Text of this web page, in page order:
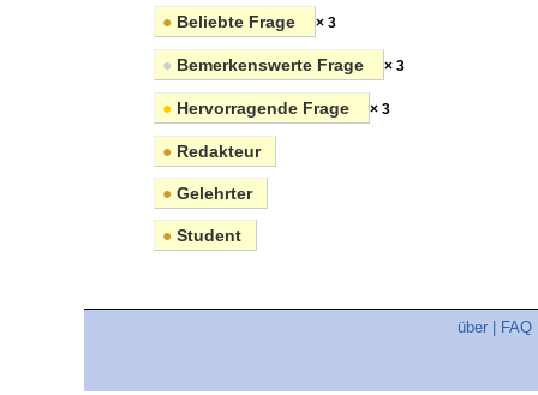
● Beliebte Frage × 3
● Bemerkenswerte Frage × 3
● Hervorragende Frage × 3
● Redakteur
● Gelehrter
● Student
über FAQ